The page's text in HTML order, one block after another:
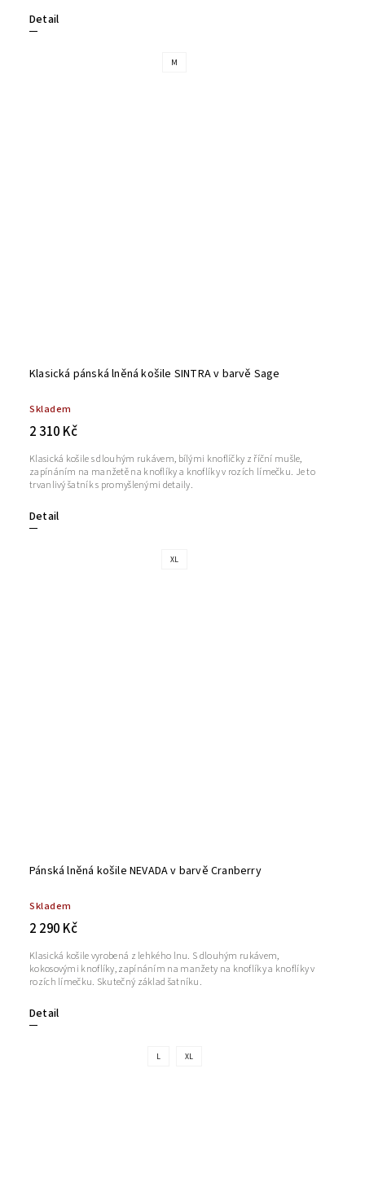
Detail
M
Klasická pánská lněná košile SINTRA v barvě Sage
Skladem
2 310 Kč
Detail
Klasická košile s dlouhým rukávem, bílými knoflíčky z říční mušle,
zapínáním na manžetě na knoflíky a knoflíky v rozích límečku. Je to
trvanlivý šatník s promyšlenými detaily.
XL
Pánská lněná košile NEVADA v barvě Cranberry
Skladem
2 290 Kč
Detail
Klasická košile vyrobená z lehkého lnu. S dlouhým rukávem,
kokosovými knoflíky, zapínáním na manžety na knoflíky a knoflíky v
rozích límečku. Skutečný základ šatníku.
L XL